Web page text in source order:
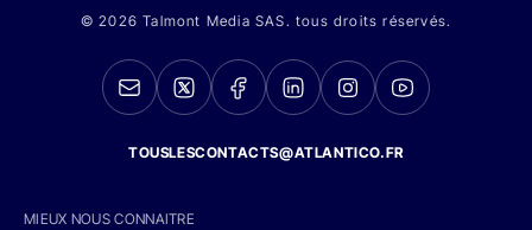
© 2026 Talmont Media SAS. tous droits réservés.
TOUSLESCONTACTS@ATLANTICO.FR
MIEUX NOUS CONNAITRE